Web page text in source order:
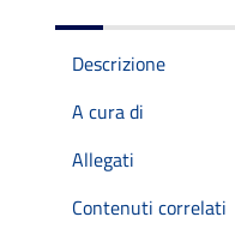
Descrizione
A cura di
Allegati
Contenuti correlati